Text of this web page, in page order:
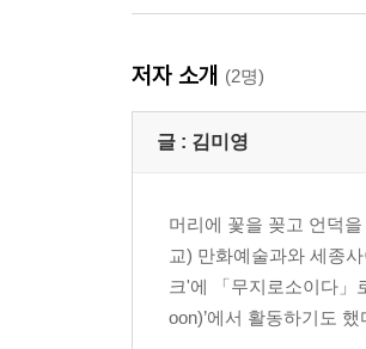
저자 소개 (2명)
글 : 김미영
머리에 꽃을 꽂고 언덕
교) 만화예술과와 세종
크'에 「무지로소이다」
oon)’에서 활동하기도 했